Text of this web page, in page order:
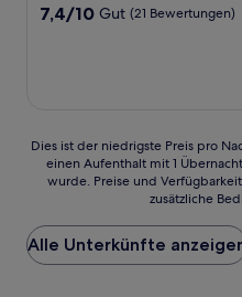
7.4
7,4/10 Gut (21 Bewertungen)
Dies
der
Preis
pro
Nacht,
Dies ist der niedrigste Preis pro
einen Aufenthalt mit 1
wurde. Preise und
zusätzliche
Alle Unterkünfte